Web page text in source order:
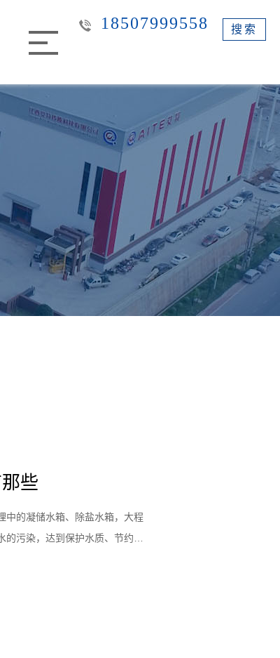
18507999558 搜索
些
中的凝储水箱、除盐水箱，大程
污染，达到保护水质、节约能
等企业各种卧式酸贮槽；水处